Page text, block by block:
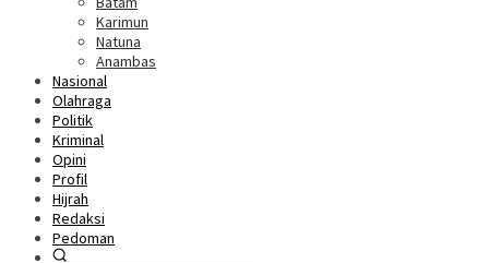
Karimun
Natuna
Anambas
Nasional
Olahraga
Politik
Kriminal
Opini
Profil
Hijrah
Redaksi
Pedoman